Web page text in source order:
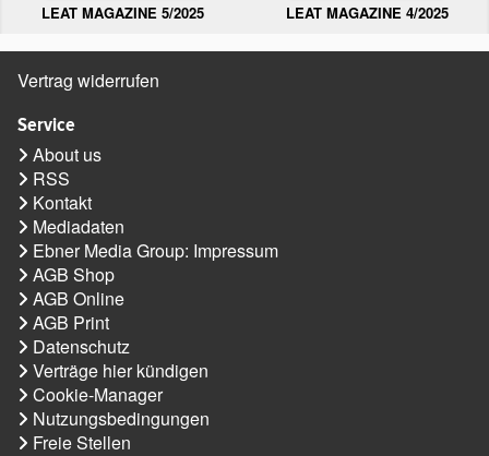
LEAT MAGAZINE 5/2025 LEAT MAGAZINE 4/2025
Vertrag widerrufen
Service
About us
RSS
Kontakt
Mediadaten
Ebner Media Group: Impressum
AGB Shop
AGB Online
AGB Print
Datenschutz
Verträge hier kündigen
Cookie-Manager
Nutzungsbedingungen
Freie Stellen